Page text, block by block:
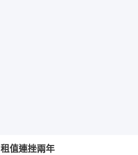
值連挫兩年